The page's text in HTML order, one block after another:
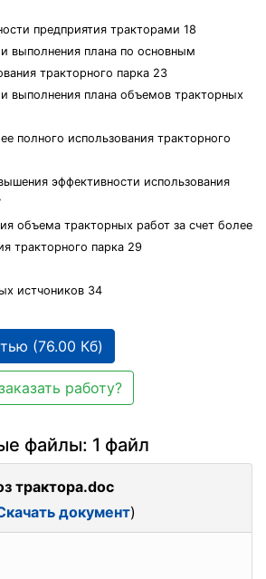
предприятия тракторами 18
выполнения плана по основным
тракторного парка 23
выполнения плана объемов тракторных
полного использования тракторного
эффективности использования
объема тракторных работ за счет более
тракторного парка 29
истчоников 34
(76.00 Кб)
работу?
файлы: 1 файл
трактора.doc
документ)